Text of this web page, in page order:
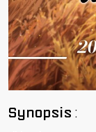
Synopsis :